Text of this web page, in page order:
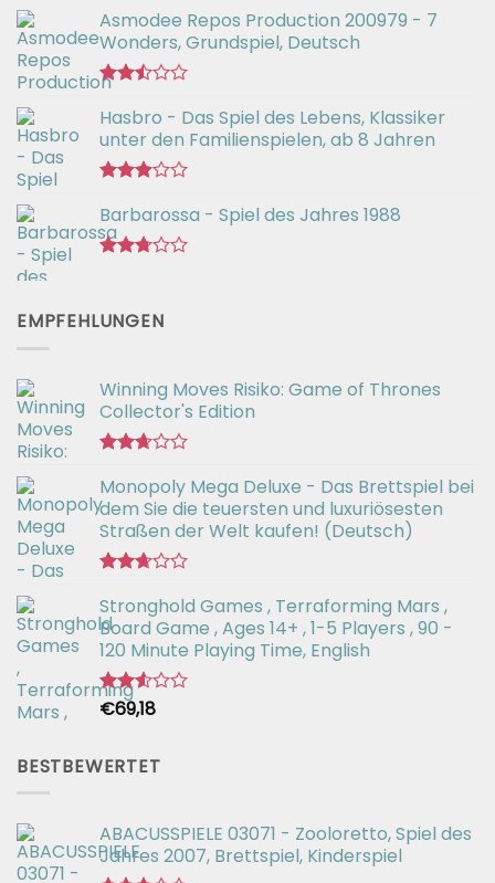
Asmodee Repos Production 200979 - 7
Wonders, Grundspiel, Deutsch
mit
2.50
von 5
Hasbro - Das Spiel des Lebens, Klassiker
unter den Familienspielen, ab 8 Jahren
mit
2.90
von 5
Barbarossa - Spiel des Jahres 1988
von 5
EMPFEHLUNGEN
Winning Moves Risiko: Game of Thrones
Collector's Edition
mit
2.66
von 5
Monopoly Mega Deluxe - Das Brettspiel bei
dem Sie die teuersten und luxuriösesten
Straßen der Welt kaufen! (Deutsch)
mit
2.64
von 5
Stronghold Games , Terraforming Mars ,
Board Game , Ages 14+ , 1-5 Players , 90 -
120 Minute Playing Time, English
Bewertet
von 5
€69,18
BESTBEWERTET
ABACUSSPIELE 03071 - Zooloretto, Spiel des
Jahres 2007, Brettspiel, Kinderspiel